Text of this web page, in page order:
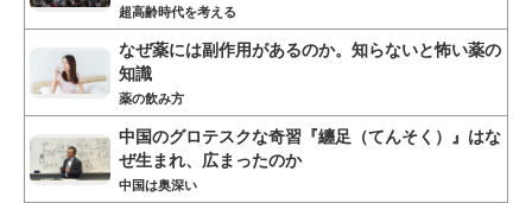
超高齢時代を考える
なぜ薬には副作用があるのか。知らないと怖い薬の
知識
薬の飲み方
中国のグロテスクな奇習『纏足（てんそく）』はな
ぜ生まれ、広まったのか
中国は奥深い